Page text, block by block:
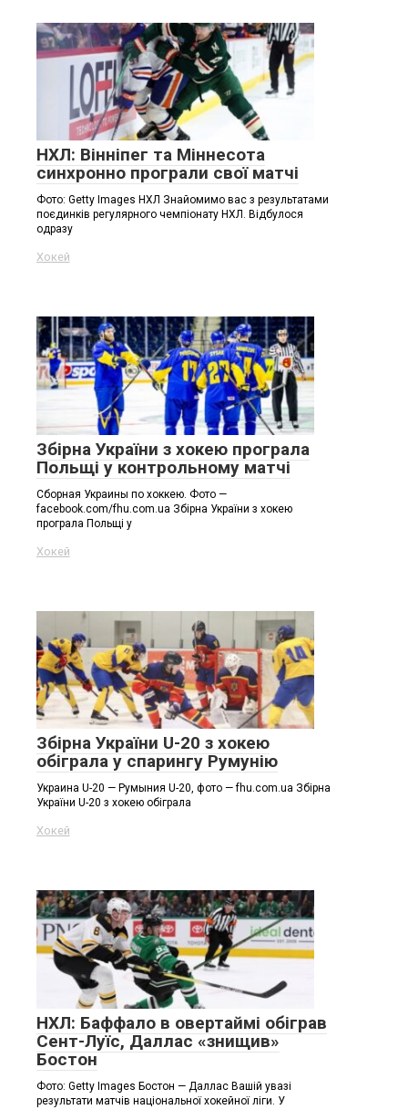
НХЛ: Вінніпег та Міннесота
синхронно програли свої матчі
Фото: Getty Images НХЛ Знайомимо вас з результатами
поєдинків регулярного чемпіонату НХЛ. Відбулося
одразу
Хокей
Збірна України з хокею програла
Польщі у контрольному матчі
Сборная Украины по хоккею. Фото —
facebook.com/fhu.com.ua Збірна України з хокею
програла Польщі у
Хокей
Збірна України U-20 з хокею
обіграла у спарингу Румунію
Украина U-20 — Румыния U-20, фото — fhu.com.ua Збірна
України U-20 з хокею обіграла
Хокей
НХЛ: Баффало в овертаймі обіграв
Сент-Луїс, Даллас «знищив»
Бостон
Фото: Getty Images Бостон — Даллас Вашій увазі
результати матчів національної хокейної ліги. У